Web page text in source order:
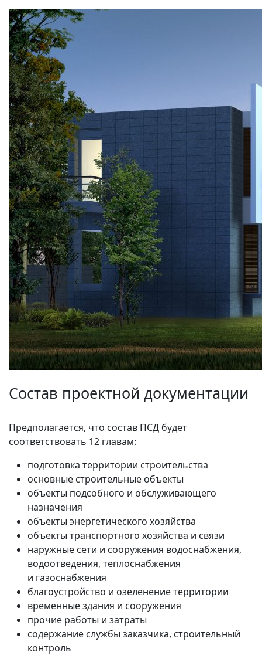
Состав проектной документации
Предполагается, что состав ПСД будет
соответствовать 12 главам:
подготовка территории строительства
основные строительные объекты
объекты подсобного и обслуживающего
назначения
объекты энергетического хозяйства
объекты транспортного хозяйства и связи
наружные сети и сооружения водоснабжения,
водоотведения, теплоснабжения
и газоснабжения
благоустройство и озеленение территории
временные здания и сооружения
прочие работы и затраты
содержание службы заказчика, строительный
контроль